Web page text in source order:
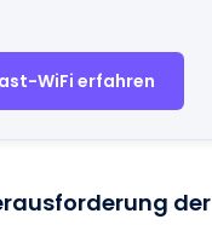
WiFi erfahren
der